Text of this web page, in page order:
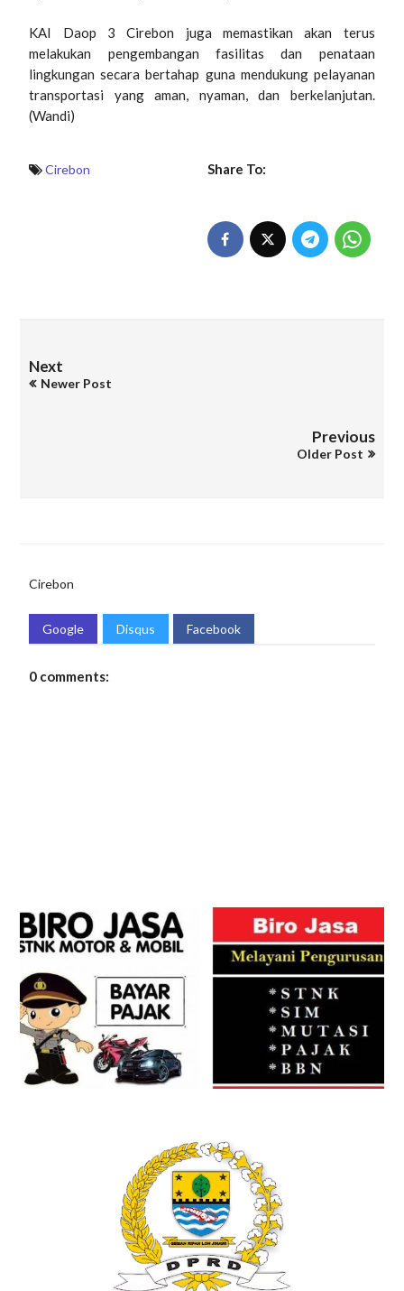
KAI Daop 3 Cirebon juga memastikan akan terus
melakukan pengembangan fasilitas dan penataan
lingkungan secara bertahap guna mendukung pelayanan
transportasi yang aman, nyaman, dan berkelanjutan.
(Wandi)
Cirebon Share To:
Next
Newer Post
Previous
Older Post
Cirebon
Google Disqus Facebook
0 comments: